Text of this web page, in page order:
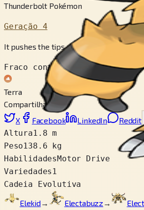
Thunderbolt Pokémon
Geração 4
It pushes the tips of its two tails
Fraco contra
Terra
Compartilhar
X
Facebook LinkedIn Reddit
Altura1.8 m
Peso138.6 kg
HabilidadesMotor Drive
Variedades 1
Cadeia Evolutiva
Elekid→ Electabuzz →